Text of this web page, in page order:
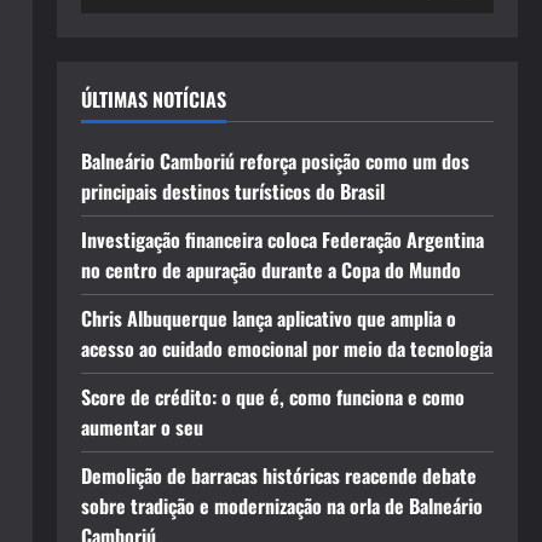
ÚLTIMAS NOTÍCIAS
Balneário Camboriú reforça posição como um dos
principais destinos turísticos do Brasil
Investigação financeira coloca Federação Argentina
no centro de apuração durante a Copa do Mundo
Chris Albuquerque lança aplicativo que amplia o
acesso ao cuidado emocional por meio da tecnologia
Score de crédito: o que é, como funciona e como
aumentar o seu
Demolição de barracas históricas reacende debate
sobre tradição e modernização na orla de Balneário
Camboriú